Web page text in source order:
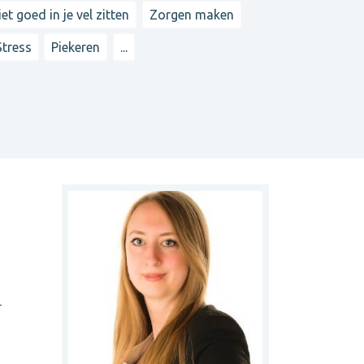
goed in je vel zitten Zorgen maken
Piekeren ...